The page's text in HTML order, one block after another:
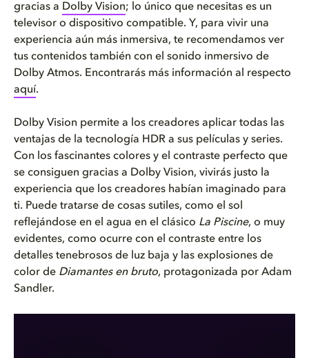
gracias a Dolby Vision; lo único que necesitas es un
televisor o dispositivo compatible. Y, para vivir una
experiencia aún más inmersiva, te recomendamos ver
tus contenidos también con el sonido inmersivo de
Dolby Atmos. Encontrarás más información al respecto
aquí.
Dolby Vision permite a los creadores aplicar todas las
ventajas de la tecnología HDR a sus películas y series.
Con los fascinantes colores y el contraste perfecto que
se consiguen gracias a Dolby Vision, vivirás justo la
experiencia que los creadores habían imaginado para
ti. Puede tratarse de cosas sutiles, como el sol
reflejándose en el agua en el clásico La Piscine, o muy
evidentes, como ocurre con el contraste entre los
detalles tenebrosos de luz baja y las explosiones de
color de Diamantes en bruto, protagonizada por Adam
Sandler.